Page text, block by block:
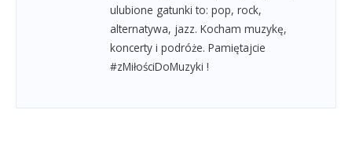
ulubione gatunki to: pop, rock,
alternatywa, jazz. Kocham muzykę,
koncerty i podróże. Pamiętajcie
#zMiłościDoMuzyki !